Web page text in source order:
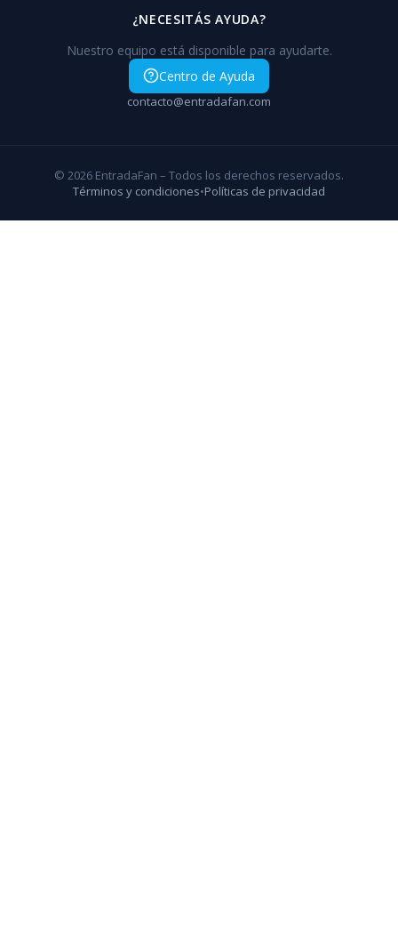
¿NECESITÁS AYUDA?
Nuestro equipo está disponible para ayudarte.
Centro de Ayuda
contacto@entradafan.com
© 2026 EntradaFan – Todos los derechos reservados.
Términos y condiciones•Políticas de privacidad